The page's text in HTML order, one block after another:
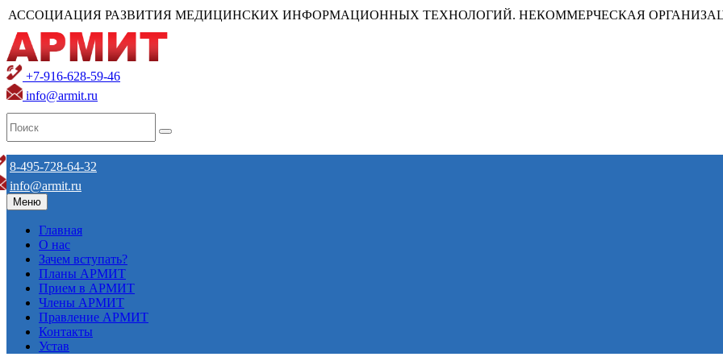
АССОЦИАЦИЯ РАЗВИТИЯ МЕДИЦИНСКИХ ИНФОРМАЦИОННЫХ ТЕХНОЛОГИЙ. НЕКОММЕРЧЕСКАЯ
+7-916-628-59-46
info@armit.ru
8-495-728-64-32
info@armit.ru
Меню
Главная
О нас
Зачем вступать?
Планы АРМИТ
Прием в АРМИТ
Члены АРМИТ
Правление АРМИТ
Контакты
Устав